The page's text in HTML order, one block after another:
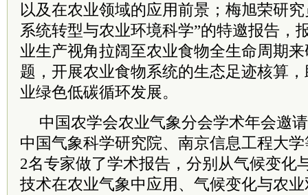
以及在农业领域的应用前景；梅旭荣研
系统转型与农业环境科学”的特邀报告，
业生产视角拉阔至农业食物全生命周期
题，开展农业食物系统的生态足迹核算
业绿色低碳循环发展。
中国农学会农业气象分会学术年会邀
中国气象科学研究院、南京信息工程大
2名专家做了学术报告，分别从气候变化
技术在农业气象中应用、气候变化与农